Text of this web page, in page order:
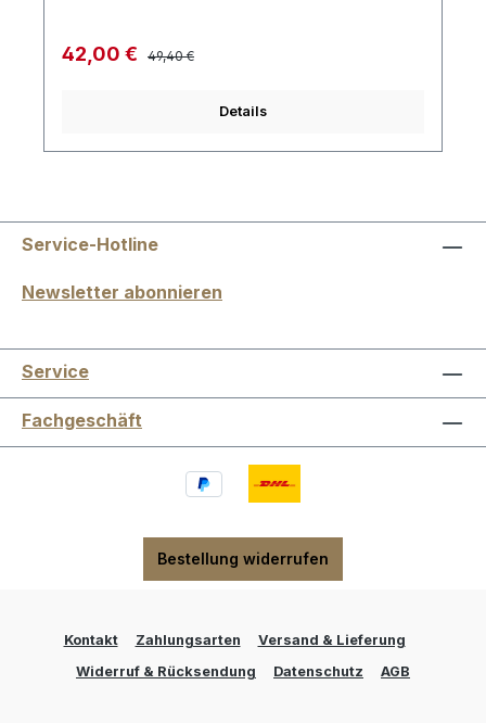
Verkaufspreis:
42,00 € Regulärer Preis:
49,40 €
Details
Service-Hotline
Newsletter abonnieren
Service
Fachgeschäft
Bestellung widerrufen
Kontakt Zahlungsarten
Versand & Lieferung
Widerruf & Rücksendung
Datenschutz AGB